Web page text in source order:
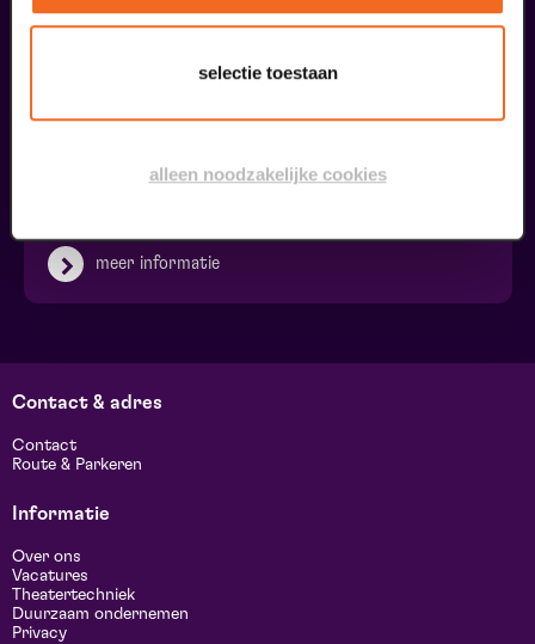
selectie toestaan
alleen noodzakelijke cookies
meer informatie
Contact & adres
Contact
Route & Parkeren
Informatie
Over ons
Vacatures
Theatertechniek
Duurzaam ondernemen
Privacy